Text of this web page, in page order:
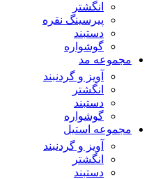
انگشتر
پیرسینگ نقره
دستبند
گوشواره
مجموعه مد
آویز و گردنبند
انگشتر
دستبند
گوشواره
مجموعه استیل
آویز و گردنبند
انگشتر
دستبند